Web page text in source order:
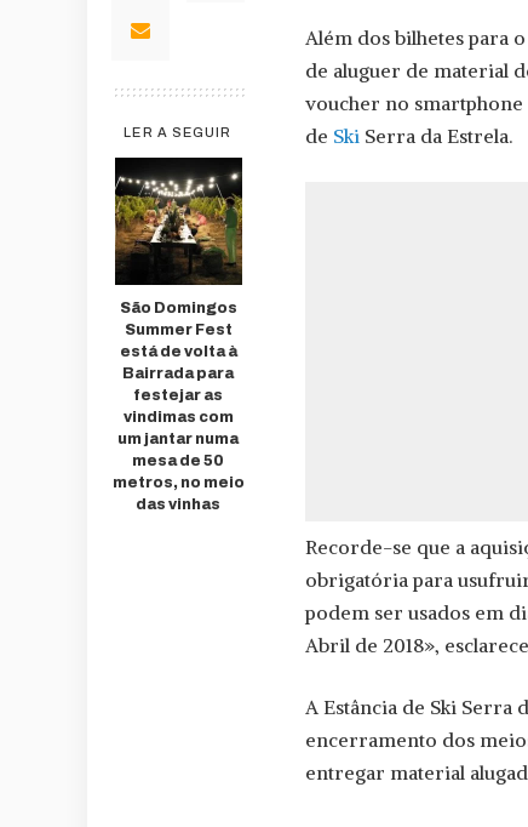
LER A SEGUIR
São Domingos
Summer Fest
está de volta à
Bairrada para
festejar as
vindimas com
um jantar numa
mesa de 50
metros, no meio
das vinhas
Além dos bilhetes para
de aluguer de material
voucher no smartphone
de Ski Serra da Estrela.
Recorde-se que a
obrigatória para usufruir
podem ser usados em
Abril de 2018»,
A Estância de Ski Serra
encerramento dos
entregar material